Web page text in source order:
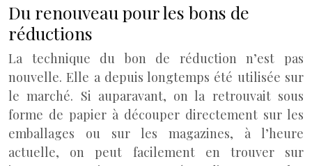
Du renouveau pour les bons de
réductions
La technique du bon de réduction n’est pas
nouvelle. Elle a depuis longtemps été utilisée sur
le marché. Si auparavant, on la retrouvait sous
forme de papier à découper directement sur les
emballages ou sur les magazines, à l’heure
actuelle, on peut facilement en trouver sur